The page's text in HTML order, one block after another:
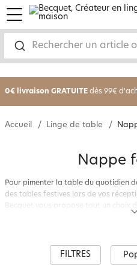
Rechercher un article
menu
-25% sur votre commandedès 2
0€ livraison GRATUITE dès 99€
avec le code 750801
Accueil Linge de table
Nappe
Pour pimenter la table du quotidien
des tables festives lors de vos
Becquet vous propose tout un choix
infroissables, ont un tombé
et sèchent à l’air libre en moins d’une
FILTRES